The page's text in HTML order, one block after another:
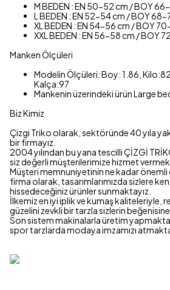
M BEDEN : EN 50-52 cm / BOY
L BEDEN : EN 52-54 cm / BOY
XL BEDEN : EN 54-56 cm / BOY
XXL BEDEN : EN 56-58 cm / BOY
Manken Ölçüleri
Modelin Ölçüleri: Boy: 1.86,
Kalça:97
Mankenin üzerindeki ürün Large
Biz Kimiz
Çizgi Triko olarak, sektöründe 40 yıla
bir firmayız.
2004 yılından bu yana tescilli ÇİZGİ
siz değerli müşterilerimize hizmet
Müşteri memnuniyetinin ne kadar
firma olarak, tasarımlarımızda sizlere
hissedeceğiniz ürünler sunmaktayız.
İlkemiz en iyi iplik ve kumaş kaliteleriyle,
güzelini zevkli bir tarzla sizlerin
Son sistem makinalarla üretim
spor tarzlarda modaya imzamızı